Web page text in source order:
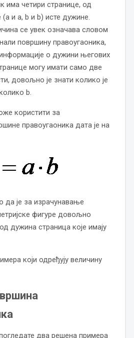
има четири странице, од
(a и a, b и b) исте дужине.
се увек означава словом
површину правоугаоника,
о дужини његових
могу имати само две
довољно је знати колико је
b.
користити за
правоугаоника дата је на
да је за израчунавање
фигуре довољно
дужина страница које имају
који одређују величину
два решена примера